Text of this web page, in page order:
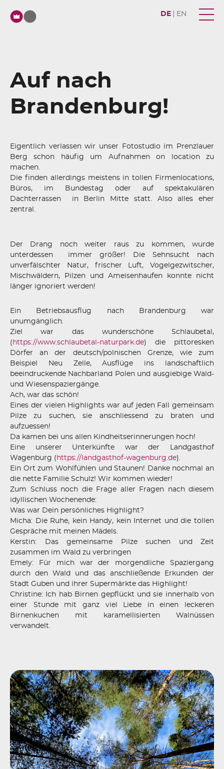
DE EN
Auf nach
Brandenburg!
Eigentlich verlassen wir unser Fotostudio im Prenzlauer
Berg schon häufig um Aufnahmen on location zu
machen.
Die finden allerdings meistens in tollen Firmenlocations,
Büros, im Bundestag oder auf spektakulären
Dachterrassen in Berlin Mitte statt. Also alles eher
zentral.
Der Drang noch weiter raus zu kommen, wurde
unterdessen immer größer! Die Sehnsucht nach
unverfälschter Natur, frischer Luft, Vogelgezwitscher,
Mischwäldern, Pilzen und Ameisenhaufen konnte nicht
länger ignoriert werden!
Ein Betriebsausflug nach Brandenburg war
unumgänglich.
Ziel war das wunderschöne Schlaubetal,
( https://www.schlaubetal-naturpark.de) die pittoresken
Dörfer an der deutsch/polnischen Grenze, wie zum
Beispiel Neu Zelle, Ausflüge ins landschaftlich
beeindruckende Nachbarland Polen und ausgiebige Wald-
und Wiesenspaziergänge.
Ach, war das schön!
Eines der vielen Highlights war auf jeden Fall gemeinsam
Pilze zu suchen, sie anschliessend zu braten und
aufzuessen!
Da kamen bei uns allen Kindheitserinnerungen hoch!
Eine unserer Unterkünfte war der Landgasthof
Wagenburg ( https://landgasthof-wagenburg.de).
Ein Ort zum Wohlfühlen und Staunen! Danke nochmal an
die nette Familie Schulz! Wir kommen wieder!
Zum Schluss noch die Frage aller Fragen nach diesem
idyllischen Wochenende:
Was war Dein persönliches Highlight?
Micha: Die Ruhe, kein Handy, kein Internet und die tollen
Gespräche mit meinen Mädels.
Kerstin: Das gemeinsame Pilze suchen und Zeit
zusammen im Wald zu verbringen
Emely: Für mich war der morgendliche Spaziergang
durch den Wald und das anschließende Erkunden der
Stadt Guben und ihrer Supermärkte das Highlight!
Christine: Ich hab Birnen gepflückt und sie innerhalb von
einer Stunde mit ganz viel Liebe in einen leckeren
Birnenkuchen mit karamellisierten Walnüssen
verwandelt.